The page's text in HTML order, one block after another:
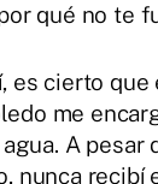
qué no te
es cierto que
me
A pesar
nunca recibí